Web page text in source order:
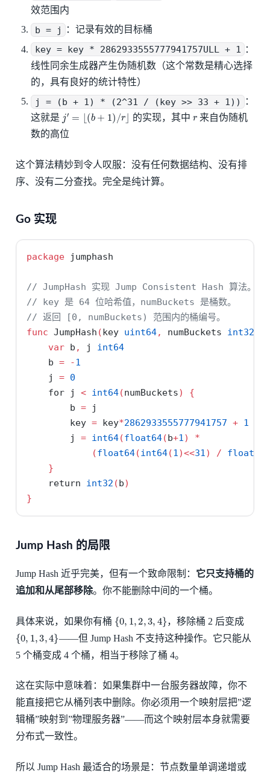
效范围内
b = j ：记录有效的目标桶
key = key * 2862933555777941757ULL + 1 ：
线性同余生成器产生伪随机数（这个常数是精心选择
的，具有良好的统计特性）
j = (b + 1) * (2^31 / (key >> 33 + 1))
：
这就是 j′=⌊(b+1)/r⌋ 的实现，其中 r 来自伪随机
数的高位
这个算法精妙到令人叹服：没有任何数据结构、没有排
序、没有二分查找。完全是纯计算。
Go 实现
package jumphash
// JumpHash 实现 Jump Consistent Hash 算法。
// key 是 64 位哈希值，numBuckets 是桶数。
// 返回 [0, numBuckets) 范围内的桶编号。
func JumpHash ( key uint64, numBuckets int32
var b , j int64
    b
= -1
    j
= 0
for j < int64(numBuckets)
{
        b
= j
        key
= key*2862933555777941757 + 1
        j
= int64(float64( b+1)
*
(float64(int64(1)<<31) / float64
}
return
int32 ( b)
}
Jump Hash 的局限
Jump Hash 近乎完美，但有一个致命限制： 它只支持桶的
追加和从尾部移除。你不能删除中间的一个桶。
具体来说，如果你有桶 {0 1 2, ,4 } ，移除桶 2 后变成
{0 1 3, } ——但 Jump Hash 不支持这种操作。它只能从
5 个桶变成 4 个桶，相当于移除了桶 4。
这在实际中意味着：如果集群中一台服务器故障，你不
能直接把它从桶列表中删除。你必须用一个映射层把”逻
辑桶”映射到”物理服务器”——而这个映射层本身就需要
分布式一致性。
所以 Jump Hash 最适合的场景是：节点数量单调递增或